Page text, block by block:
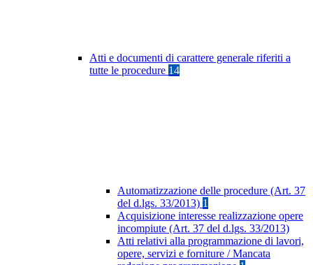
Atti e documenti di carattere generale riferiti a
tutte le procedure 14
Automatizzazione delle procedure (Art. 37
del d.lgs. 33/2013) 1
Acquisizione interesse realizzazione opere
incompiute (Art. 37 del d.lgs. 33/2013)
Atti relativi alla programmazione di lavori,
opere, servizi e forniture / Mancata